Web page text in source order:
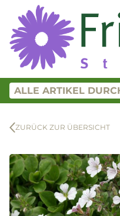
ZURÜCK ZUR ÜBERSICHT